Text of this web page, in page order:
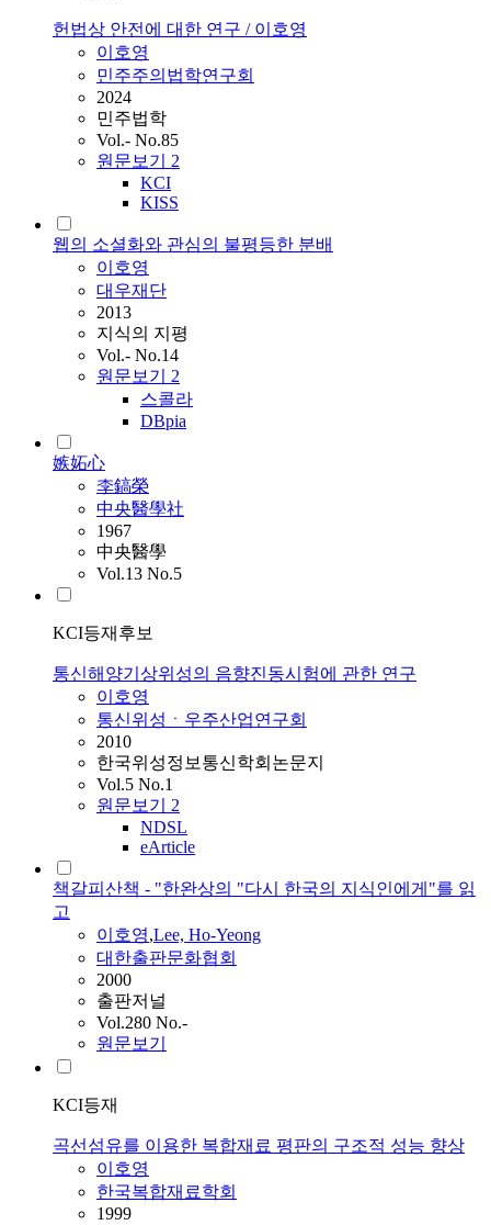
헌법상 안전에 대한 연구 / 이호영
이호영
민주주의법학연구회
2024
민주법학
Vol.- No.85
원문보기 2
KCI
KISS
웹의 소셜화와 관심의 불평등한 분배
이호영
대우재단
2013
지식의 지평
Vol.- No.14
원문보기 2
스콜라
DBpia
嫉妬心
李鎬榮
中央醫學社
1967
中央醫學
Vol.13 No.5
KCI등재후보
통신해양기상위성의 음향진동시험에 관한 연구
이호영
통신위성ㆍ우주산업연구회
2010
한국위성정보통신학회논문지
Vol.5 No.1
원문보기 2
NDSL
eArticle
책갈피산책 - "한완상의 "다시 한국의 지식인에게"를 읽
고
이호영,Lee, Ho-Yeong
대한출판문화협회
2000
출판저널
Vol.280 No.-
원문보기
KCI등재
곡선섬유를 이용한 복합재료 평판의 구조적 성능 향상
이호영
한국복합재료학회
1999